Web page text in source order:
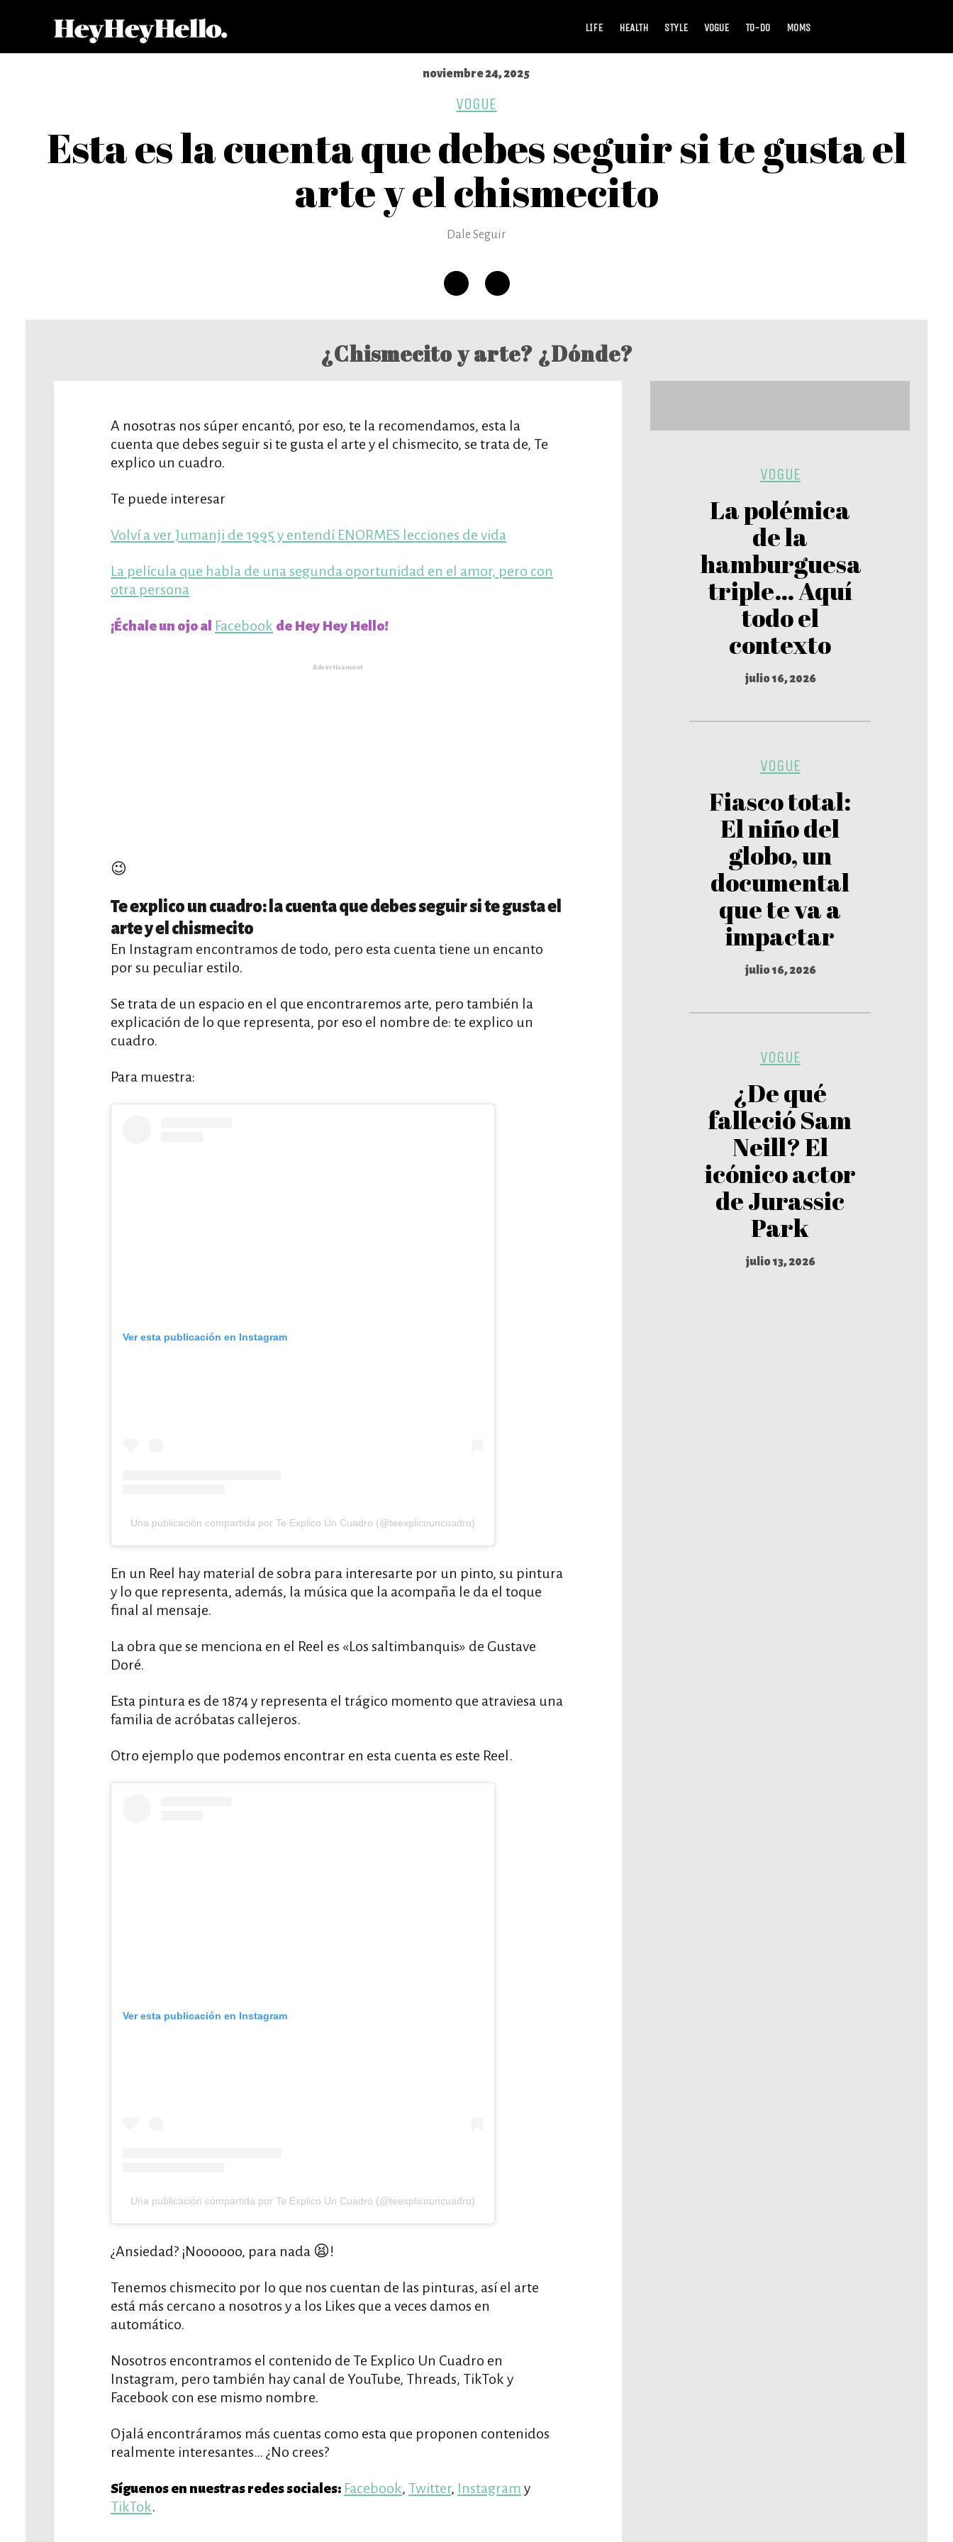
LIFE HEALTH STYLE VOGUE TO-DO MOMS
noviembre 24, 2025
VOGUE
Esta es la cuenta que debes seguir si te gusta el
arte y el chismecito
Dale Seguir
¿Chismecito y arte? ¿Dónde?
VOGUE
La polémica
de la
hamburguesa
triple… Aquí
todo el
contexto
julio 16, 2026
VOGUE
Fiasco total:
El niño del
globo, un
documental
que te va a
impactar
julio 16, 2026
VOGUE
¿De qué
falleció Sam
Neill? El
icónico actor
de Jurassic
Park
julio 13, 2026
A nosotras nos súper encantó, por eso, te la recomendamos, esta la
cuenta que debes seguir si te gusta el arte y el chismecito, se trata de, Te
explico un cuadro.
Te puede interesar
Volví a ver Jumanji de 1995 y entendí ENORMES lecciones de vida
La película que habla de una segunda oportunidad en el amor, pero con
otra persona
¡Échale un ojo al Facebook de Hey Hey Hello!
Advertisement
😉
Te explico un cuadro: la cuenta que debes seguir si te gusta el
arte y el chismecito
En Instagram encontramos de todo, pero esta cuenta tiene un encanto
por su peculiar estilo.
Se trata de un espacio en el que encontraremos arte, pero también la
explicación de lo que representa, por eso el nombre de: te explico un
cuadro.
Para muestra:
Ver esta publicación en Instagram
Una publicación compartida por Te Explico Un Cuadro (@teexplicouncuadro)
En un Reel hay material de sobra para interesarte por un pinto, su pintura
y lo que representa, además, la música que la acompaña le da el toque
final al mensaje.
La obra que se menciona en el Reel es «Los saltimbanquis» de Gustave
Doré.
Esta pintura es de 1874 y representa el trágico momento que atraviesa una
familia de acróbatas callejeros.
Otro ejemplo que podemos encontrar en esta cuenta es este Reel.
Ver esta publicación en Instagram
Una publicación compartida por Te Explico Un Cuadro (@teexplicouncuadro)
¿Ansiedad? ¡Noooooo, para nada 😫!
Tenemos chismecito por lo que nos cuentan de las pinturas, así el arte
está más cercano a nosotros y a los Likes que a veces damos en
automático.
Nosotros encontramos el contenido de Te Explico Un Cuadro en
Instagram, pero también hay canal de YouTube, Threads, TikTok y
Facebook con ese mismo nombre.
Ojalá encontráramos más cuentas como esta que proponen contenidos
realmente interesantes… ¿No crees?
Síguenos en nuestras redes sociales: Facebook, Twitter, Instagram y
TikTok.